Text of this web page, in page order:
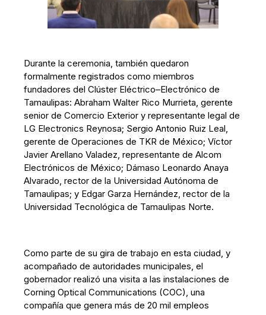
Durante la ceremonia, también quedaron
formalmente registrados como miembros
fundadores del Clúster Eléctrico–Electrónico de
Tamaulipas: Abraham Walter Rico Murrieta, gerente
senior de Comercio Exterior y representante legal de
LG Electronics Reynosa; Sergio Antonio Ruiz Leal,
gerente de Operaciones de TKR de México; Víctor
Javier Arellano Valadez, representante de Alcom
Electrónicos de México; Dámaso Leonardo Anaya
Alvarado, rector de la Universidad Autónoma de
Tamaulipas; y Edgar Garza Hernández, rector de la
Universidad Tecnológica de Tamaulipas Norte.
Como parte de su gira de trabajo en esta ciudad, y
acompañado de autoridades municipales, el
gobernador realizó una visita a las instalaciones de
Corning Optical Communications (COC), una
compañía que genera más de 20 mil empleos